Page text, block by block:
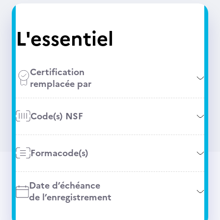
L'essentiel
Certification
remplacée par
Code(s) NSF
Formacode(s)
Date d’échéance
de l’enregistrement